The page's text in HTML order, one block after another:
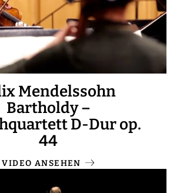
Mendelssohn
Bartholdy –
D-Dur op.
44
VIDEO ANSEHEN